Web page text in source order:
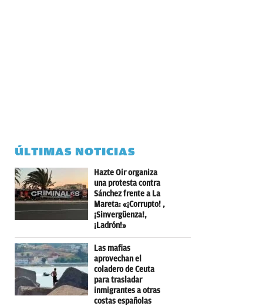
ÚLTIMAS NOTICIAS
Hazte Oir organiza
una protesta contra
Sánchez frente a La
Mareta: «¡Corrupto! ,
¡Sinvergüenza!,
¡Ladrón!»
Las mafias
aprovechan el
coladero de Ceuta
para trasladar
inmigrantes a otras
costas españolas